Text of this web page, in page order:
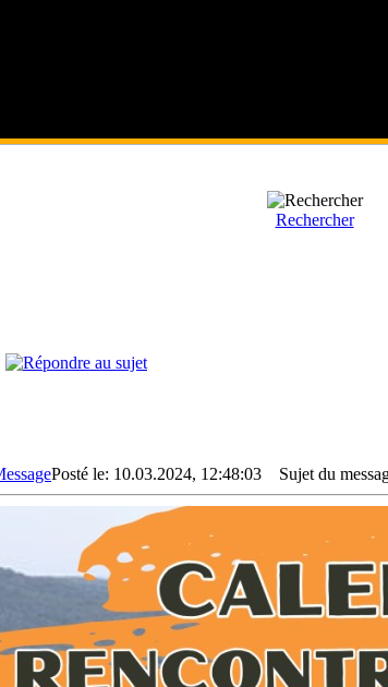
Rechercher
Posté le: 10.03.2024, 12:48:03 Sujet du